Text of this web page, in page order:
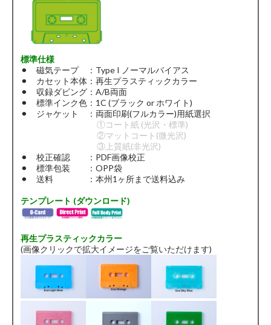
標準仕様
⚫︎ 磁気テープ ：Type I ノーマルバイアス
⚫︎ カセット本体：再生プラスティックカラー
⚫︎ 収録ダビング：A/B両面
⚫︎ 標準インク色：1C (ブラック or ホワイト)
⚫︎ ジャケット ：両面印刷(フルカラー)用紙選択
①コート紙 (光沢・標準)
②マットコート(微光沢)
③上質紙(非光沢)
⚫︎ 校正確認 ：PDF画像校正
⚫︎ 標準包装 ：OPP袋
⚫︎ 送料 ：本州1ヶ所まで送料込み
テンプレート (ダウンロード)
再生プラスティックカラー
(画像クリックで拡大イメージをご覧いただけます)